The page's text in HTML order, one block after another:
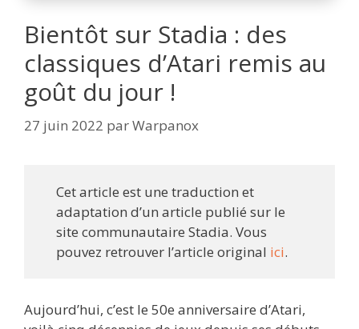
Bientôt sur Stadia : des
classiques d’Atari remis au
goût du jour !
27 juin 2022 parWarpanox
Cet article est une traduction et
adaptation d’un article publié sur le
site communautaire Stadia. Vous
pouvez retrouver l’article original ici.
Aujourd’hui, c’est le 50e anniversaire d’Atari,